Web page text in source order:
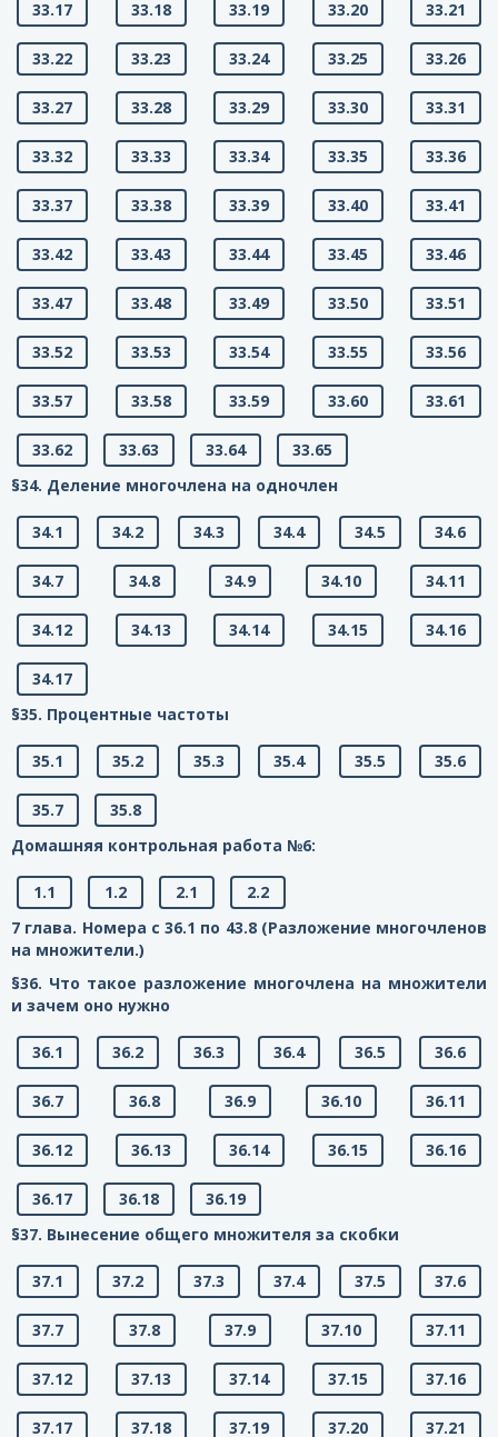
33.17 33.18 33.19 33.20 33.21
33.22 33.23 33.24 33.25 33.26
33.27 33.28 33.29 33.30 33.31
33.32 33.33 33.34 33.35 33.36
33.37 33.38 33.39 33.40 33.41
33.42 33.43 33.44 33.45 33.46
33.47 33.48 33.49 33.50 33.51
33.52 33.53 33.54 33.55 33.56
33.57 33.58 33.59 33.60 33.61
33.62 33.63 33.64
33.65
§34. Деление многочлена на одночлен
34.1 34.2 34.3 34.4 34.5 34.6
34.7 34.8 34.9 34.10 34.11
34.12 34.13 34.14 34.15 34.16
34.17
§35. Процентные частоты
35.1 35.2 35.3 35.4 35.5 35.6
35.7
35.8
Домашняя контрольная работа №6:
1.1 1.2 2.1
2.2
7 глава. Номера с 36.1 по 43.8 (Разложение многочленов
на множители.)
§36. Что такое разложение многочлена на множители
и зачем оно нужно
36.1 36.2 36.3 36.4 36.5 36.6
36.7 36.8 36.9 36.10 36.11
36.12 36.13 36.14 36.15 36.16
36.17 36.18
36.19
§37. Вынесение общего множителя за скобки
37.1 37.2 37.3 37.4 37.5 37.6
37.7 37.8 37.9 37.10 37.11
37.12 37.13 37.14 37.15 37.16
37.17 37.18 37.19 37.20 37.21